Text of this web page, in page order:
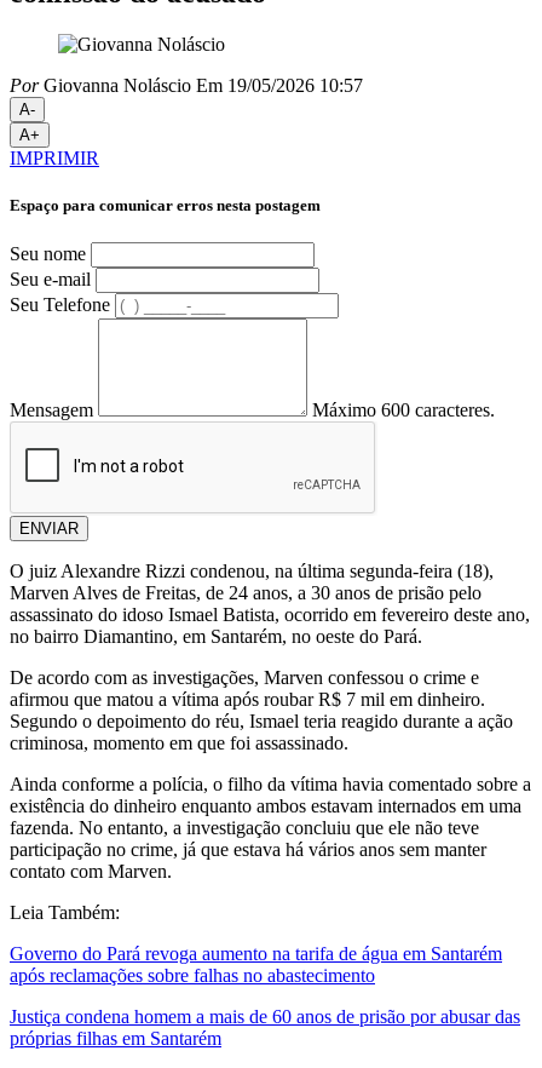
PorGiovanna Noláscio Em 19/05/2026 10:57
A-
A+
IMPRIMIR
Espaço para comunicar erros nesta postagem
Seu nome
Seu e-mail
Seu Telefone
Mensagem Máximo 600 caracteres.
ENVIAR
O juiz Alexandre Rizzi condenou, na última segunda-feira (18),
Marven Alves de Freitas, de 24 anos, a 30 anos de prisão pelo
assassinato do idoso Ismael Batista, ocorrido em fevereiro deste ano,
no bairro Diamantino, em Santarém, no oeste do Pará.
De acordo com as investigações, Marven confessou o crime e
afirmou que matou a vítima após roubar R$ 7 mil em dinheiro.
Segundo o depoimento do réu, Ismael teria reagido durante a ação
criminosa, momento em que foi assassinado.
Ainda conforme a polícia, o filho da vítima havia comentado sobre a
existência do dinheiro enquanto ambos estavam internados em uma
fazenda. No entanto, a investigação concluiu que ele não teve
participação no crime, já que estava há vários anos sem manter
contato com Marven.
Leia Também:
Governo do Pará revoga aumento na tarifa de água em Santarém
após reclamações sobre falhas no abastecimento
Justiça condena homem a mais de 60 anos de prisão por abusar das
próprias filhas em Santarém